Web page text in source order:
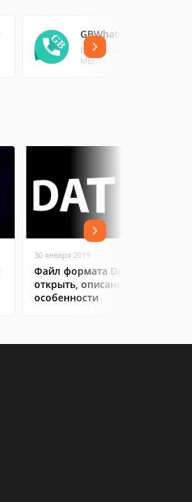
GBWhatsApp
Версия: 24.17.84 (91.29
МБ)
30 января 2019
Файл формата DAT: чем
открыть, описание,
особенности